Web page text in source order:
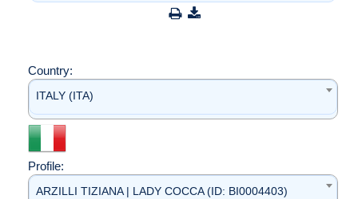
Country:
ITALY (ITA)
Profile:
ARZILLI TIZIANA | LADY COCCA (ID: BI0004403)